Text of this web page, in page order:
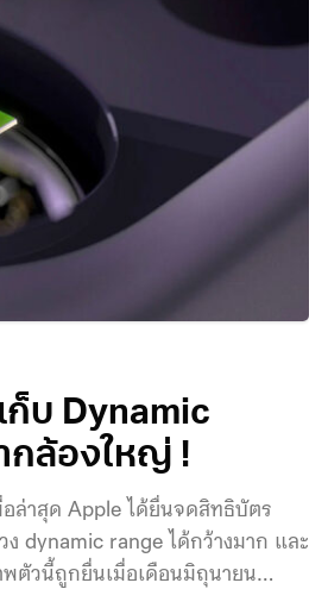
ก็บ Dynamic
กล้องใหญ่ !
ล่าสุด Apple ได้ยื่นจดสิทธิบัตร
ง dynamic range ได้กว้างมาก และ
ตัวนี้ถูกยื่นเมื่อเดือนมิถุนายน